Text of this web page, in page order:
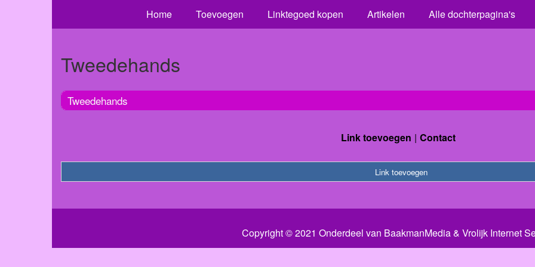
Home Toevoegen Linktegoed kopen Artikelen Alle dochterpagina's
Tweedehands
Tweedehands
Link toevoegen Contact
Link toevoegen
Copyright © 2021 Onderdeel van BaakmanMedia& Vrolijk Internet